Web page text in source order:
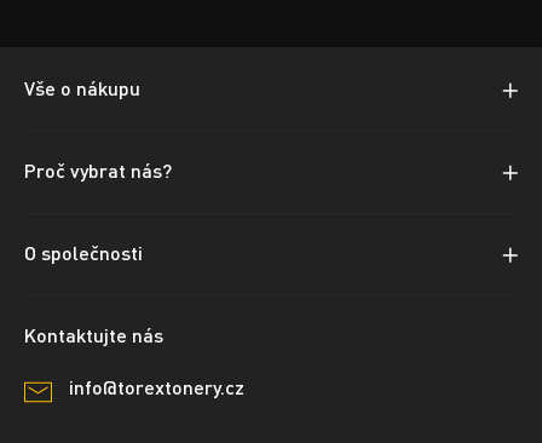
Vše o nákupu
Proč vybrat nás?
O společnosti
Kontaktujte nás
info@torextonery.cz